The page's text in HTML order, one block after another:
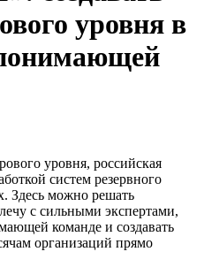
уровня в
уровня, российская
систем резервного
Здесь можно решать
с сильными экспертами,
команде и создавать
организаций прямо